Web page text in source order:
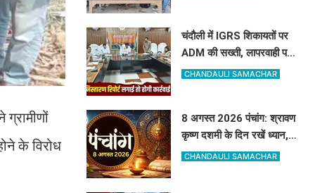
के विरोध
चंदौली में IGRS शिकायतों पर
ADM की सख्ती, लापरवाही पर
अधिकारियों को दी सीधे कार्रवाई
CHANDAULI SAMACHAR
8 अगस्त 2026 पंचांग: श्रावण
कृष्ण दशमी के दिन रखें ध्यान,
जानें शनि देव की पूजा का शुभ
CHANDAULI SAMACHAR